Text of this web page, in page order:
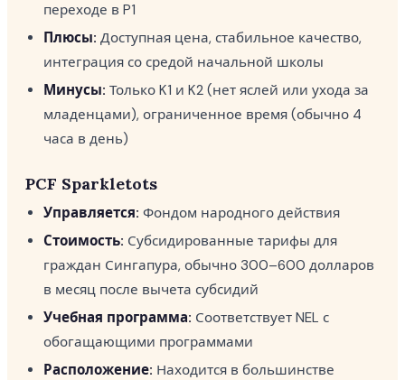
переходе в P1
Плюсы: Доступная цена, стабильное качество,
интеграция со средой начальной школы
Минусы: Только K1 и K2 (нет яслей или ухода за
младенцами), ограниченное время (обычно 4
часа в день)
PCF Sparkletots
Управляется: Фондом народного действия
Стоимость: Субсидированные тарифы для
граждан Сингапура, обычно 300–600 долларов
в месяц после вычета субсидий
Учебная программа: Соответствует NEL с
обогащающими программами
Расположение: Находится в большинстве